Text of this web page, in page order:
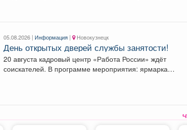
05.08.2026 | Информация | Новокузнецк
День открытых дверей службы занятости!
20 августа кадровый центр «Работа России» ждёт
соискателей. В программе мероприятия: ярмарка